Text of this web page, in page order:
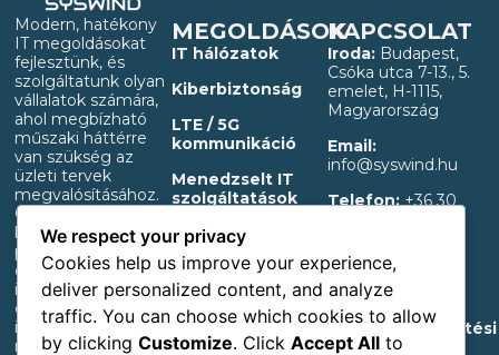
Modern, hatékony
IT megoldásokat
fejlesztünk, és
szolgáltatunk olyan
vállalatok számára,
ahol megbízható
műszaki háttérre
van szükség az
üzleti tervek
megvalósításához.
Gyors megtérülést
biztosító,
professzionális IT és
elkülönített OT
infrastruktúrát
építünk ki akár
induló ipari,
mezőgazdasági,
MEGOLDÁSOK
IT hálózatok
Kiberbiztonság
LTE / 5G
kommunikáció
Menedzselt IT
szolgáltatások
OT infrastruktúra
támogatás
B2B webshop
KAPCSOLAT
Iroda: Budapest,
Csóka utca 7-13., 5.
emelet, H-1115,
Magyarország
Email:
info@syswind.hu
Telefon:+36 30
Adatvédelmi és
adatkezelési
információk
Akadálymentesítési
nyilatkozat
We respect your privacy
Cookies help us improve your experience,
deliver personalized content, and analyze
traffic. You can choose which cookies to allow
by clicking Customize. Click Accept All to